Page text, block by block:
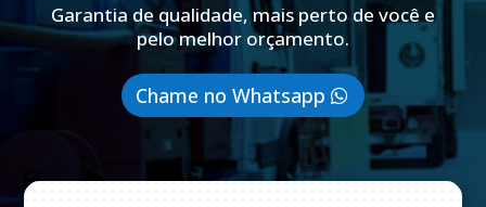
Garantia de qualidade, mais perto de você e
pelo melhor orçamento.
Chame no Whatsapp